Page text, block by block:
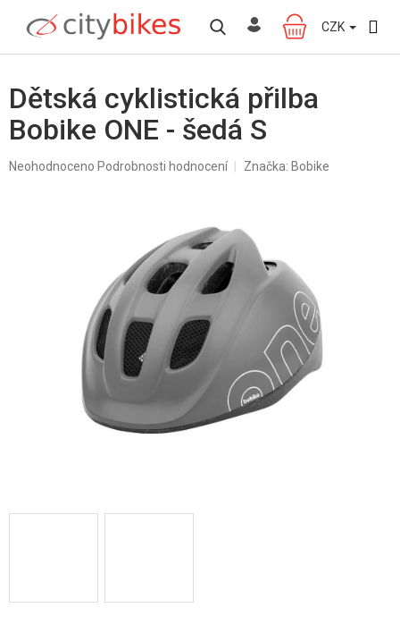
obsah
NÁKUPNÍ
KOŠÍK
CZK
Dětská cyklistická přilba
Bobike ONE - šedá S
Průměrné
Neohodnoceno Podrobnosti hodnocení Značka: Bobike